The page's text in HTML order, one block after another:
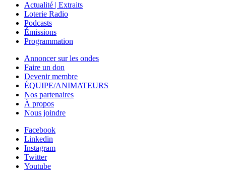
Actualité | Extraits
Loterie Radio
Podcasts
Émissions
Programmation
Annoncer sur les ondes
Faire un don
Devenir membre
ÉQUIPE/ANIMATEURS
Nos partenaires
À propos
Nous joindre
Facebook
Linkedin
Instagram
Twitter
Youtube